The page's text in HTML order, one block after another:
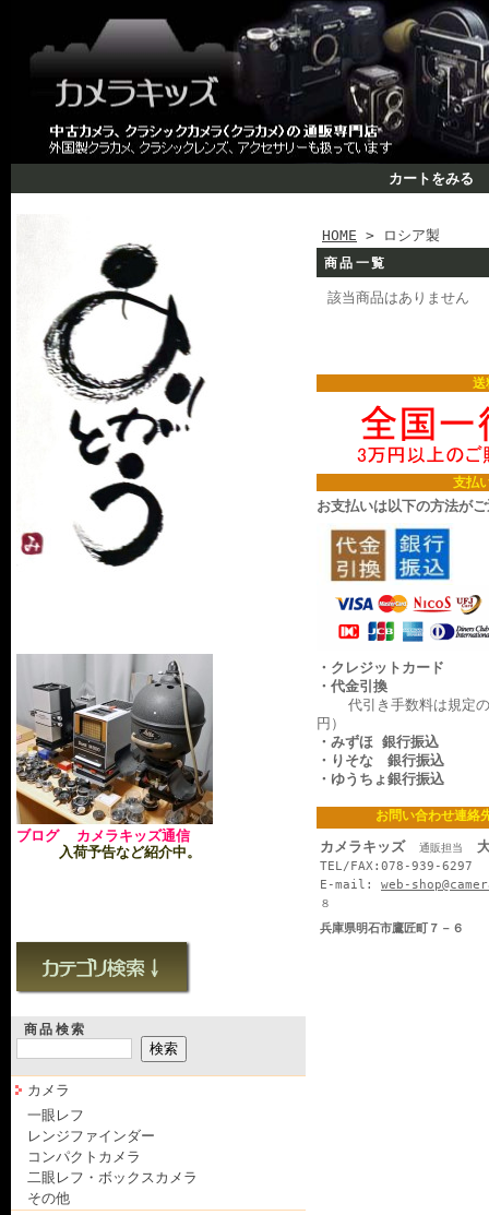
カートをみる
ブログ カメラキッズ通信
入荷予告など紹介中。
商品検索
カメラ
一眼レフ
レンジファインダー
コンパクトカメラ
二眼レフ・ボックスカメラ
その他
HOME > ロシア製
商品一覧
該当商品はありません
送
支払
お支払いは以下の方法が
・クレジットカード
・代金引換
代引き手数料は規定の
円）
・みずほ 銀行振込
・りそな 銀行振込
・ゆうちょ銀行振込
お問い合わせ連絡
カメラキッズ 通販担当
TEL/FAX:078-939-6297
E-mail: web-
８
兵庫県明石市鷹匠町７－６